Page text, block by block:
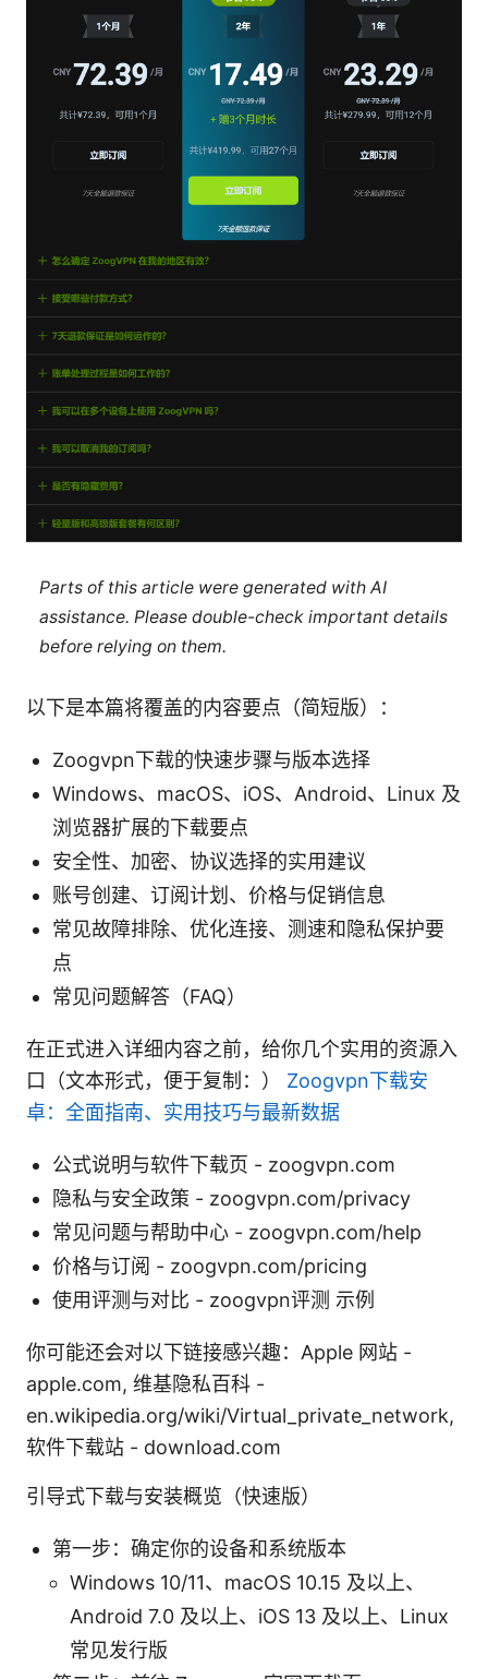
Parts of this article were generated with AI
assistance. Please double-check important details
before relying on them.
以下是本篇将覆盖的内容要点（简短版）：
Zoogvpn下载的快速步骤与版本选择
Windows、macOS、iOS、Android、Linux 及
浏览器扩展的下载要点
安全性、加密、协议选择的实用建议
账号创建、订阅计划、价格与促销信息
常见故障排除、优化连接、测速和隐私保护要
点
常见问题解答（FAQ）
在正式进入详细内容之前，给你几个实用的资源入
口（文本形式，便于复制：） Zoogvpn下载安
卓：全面指南、实用技巧与最新数据
公式说明与软件下载页 - zoogvpn.com
隐私与安全政策 - zoogvpn.com/privacy
常见问题与帮助中心 - zoogvpn.com/help
价格与订阅 - zoogvpn.com/pricing
使用评测与对比 - zoogvpn评测 示例
你可能还会对以下链接感兴趣：Apple 网站 -
apple.com, 维基隐私百科 -
en.wikipedia.org/wiki/Virtual_private_network,
软件下载站 - download.com
引导式下载与安装概览（快速版）
第一步：确定你的设备和系统版本
Windows 10/11、macOS 10.15 及以上、
Android 7.0 及以上、iOS 13 及以上、Linux
常见发行版